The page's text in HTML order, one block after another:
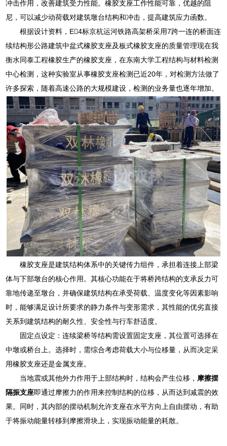
冲击作用，改善建筑受力性能。橡胶支座工作性能可靠，优越的阻
尼，可以减少动荷载对建筑墩台结构和冲击，提高建筑应力函数。
根据设计资料，E4标京杭运河铁路高架桥采用7跨一连的桥面连
续结构形公路建筑中盆式橡胶支座及板式橡胶支座的质量管理现在我
衡水同泰工程橡胶生产的橡胶支座，在东南大学工程结构与材料检测
中心检测，这种实验室从事橡胶支座检测已近20年，对检测方法做了
许多探索，随着高速公路的大规模建设，检测的业务量也逐年增加。
橡胶支座是建筑结构体系中的关键传力组件，承担着连接上部梁
体与下部墩台的核心作用。其核心功能在于将桥跨结构的支承反力可
靠地传递至墩台，并确保建筑结构在承受荷载、温度变化等因素影响
时，能够满足设计所要求的静力条件与变形需求，其性能的优劣直接
关系到建筑结构的耐久性、安全性与行车舒适度。
固定点设定：连续梁桥等结构需设置固定支座，其位置可选择在
中墩或桥台上。选择时，需综合考虑荷载大小与位移量，从而决定采
用橡胶支座还是金属支座。
当地震或其他外力作用于上部结构时，结构会产生位移， 摩擦摆
隔振支座即通过摩擦力的作用来控制结构的位移，从而达到减震的效
果。同时，其内部的摆动机制允许支座在水平方向上自由摆动，有助
于将振动能量转移到摩擦滑块上，实现振动能量的耗散。